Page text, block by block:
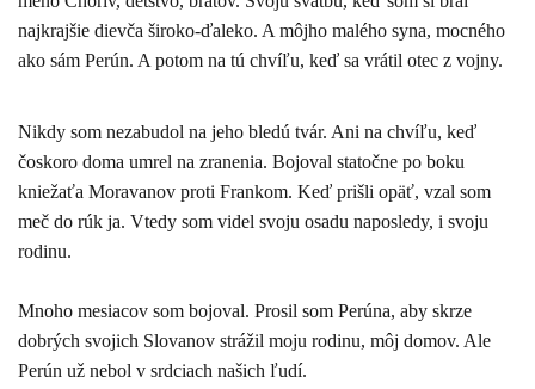
najkrajšie dievča široko-ďaleko. A môjho malého syna, mocného
ako sám Perún. A potom na tú chvíľu, keď sa vrátil otec z vojny.
Nikdy som nezabudol na jeho bledú tvár. Ani na chvíľu, keď
čoskoro doma umrel na zranenia. Bojoval statočne po boku
kniežaťa Moravanov proti Frankom. Keď prišli opäť, vzal som
meč do rúk ja. Vtedy som videl svoju osadu naposledy, i svoju
rodinu.
Mnoho mesiacov som bojoval. Prosil som Perúna, aby skrze
dobrých svojich Slovanov strážil moju rodinu, môj domov. Ale
Perún už nebol v srdciach našich ľudí.